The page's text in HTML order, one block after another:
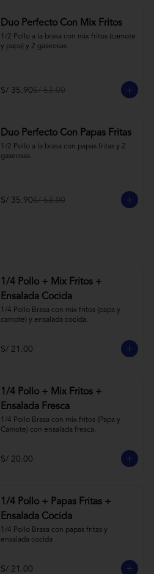
Duo Perfecto Con Mix Fritos
1/2 Pollo a la brasa con mix fritos (camote
y papa) y 2 gaseosas
S/ 35.90S/ 53.00
Duo Perfecto Con Papas Fritas
1/2 Pollo a la brasa con papas fritas y 2
gaseosas
S/ 35.90S/ 53.00
1/4 Pollo + Mix Fritos +
Ensalada Cocida
1/4 Pollo Brasa con mix fritos (papa y
camote) y ensalada cocida.
S/ 21.00
1/4 Pollo + Mix Fritos +
Ensalada Fresca
1/4 Pollo Brasa con mix fritos (Papa y
Camote) con ensalada fresca.
S/ 20.00
1/4 Pollo + Papas Fritas +
Ensalada Cocida
1/4 Pollo Brasa con papas fritas y
ensalada cocida
S/ 21.00